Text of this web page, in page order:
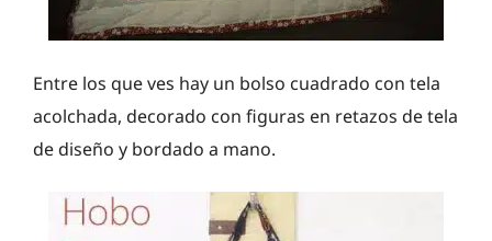
Entre los que ves hay un bolso cuadrado con tela
acolchada, decorado con figuras en retazos de tela
de diseño y bordado a mano.